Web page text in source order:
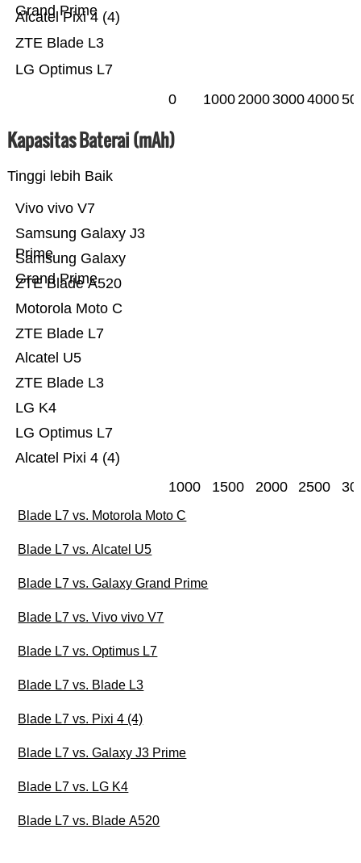
LG Optimus L7
ZTE Blade L3
Alcatel Pixi 4 (4)
Grand Prime
0 1000200030004000
Kapasitas Baterai (mAh)
Tinggi lebih Baik
Alcatel Pixi 4 (4)
LG Optimus L7
LG K4
ZTE Blade L3
Alcatel U5
ZTE Blade L7
Motorola Moto C
ZTE Blade A520
Samsung Galaxy
Grand Prime
Samsung Galaxy J3
Prime
Vivo vivo V7
1000 1500 2000 2500
Blade L7 vs. Motorola Moto C
Blade L7 vs. Alcatel U5
Blade L7 vs. Galaxy Grand Prime
Blade L7 vs. Vivo vivo V7
Blade L7 vs. Optimus L7
Blade L7 vs. Blade L3
Blade L7 vs. Pixi 4 (4)
Blade L7 vs. Galaxy J3 Prime
Blade L7 vs. LG K4
Blade L7 vs. Blade A520